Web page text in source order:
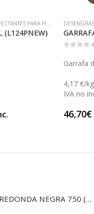
DE ZONAS
DECAFORN (L112)
ENSALADERA REDONDA NEGRA 750 (E132N)